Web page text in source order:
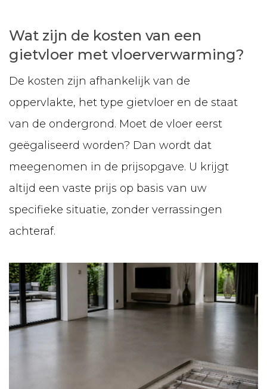
Wat zijn de kosten van een
gietvloer met vloerverwarming?
De kosten zijn afhankelijk van de
oppervlakte, het type gietvloer en de staat
van de ondergrond. Moet de vloer eerst
geëgaliseerd worden? Dan wordt dat
meegenomen in de prijsopgave. U krijgt
altijd een vaste prijs op basis van uw
specifieke situatie, zonder verrassingen
achteraf.